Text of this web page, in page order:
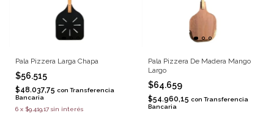
Pala Pizzera Larga Chapa
$56.515
$48.037,75 con Transferencia
Bancaria
6 x $9.419,17 sin interés
Pala Pizzera De Madera Mango
Largo
$64.659
$54.960,15 con Transferencia
Bancaria